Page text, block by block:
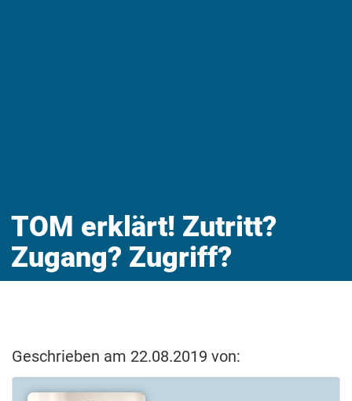
TOM erklärt! Zutritt?
Zugang? Zugriff?
Geschrieben am 22.08.2019 von: